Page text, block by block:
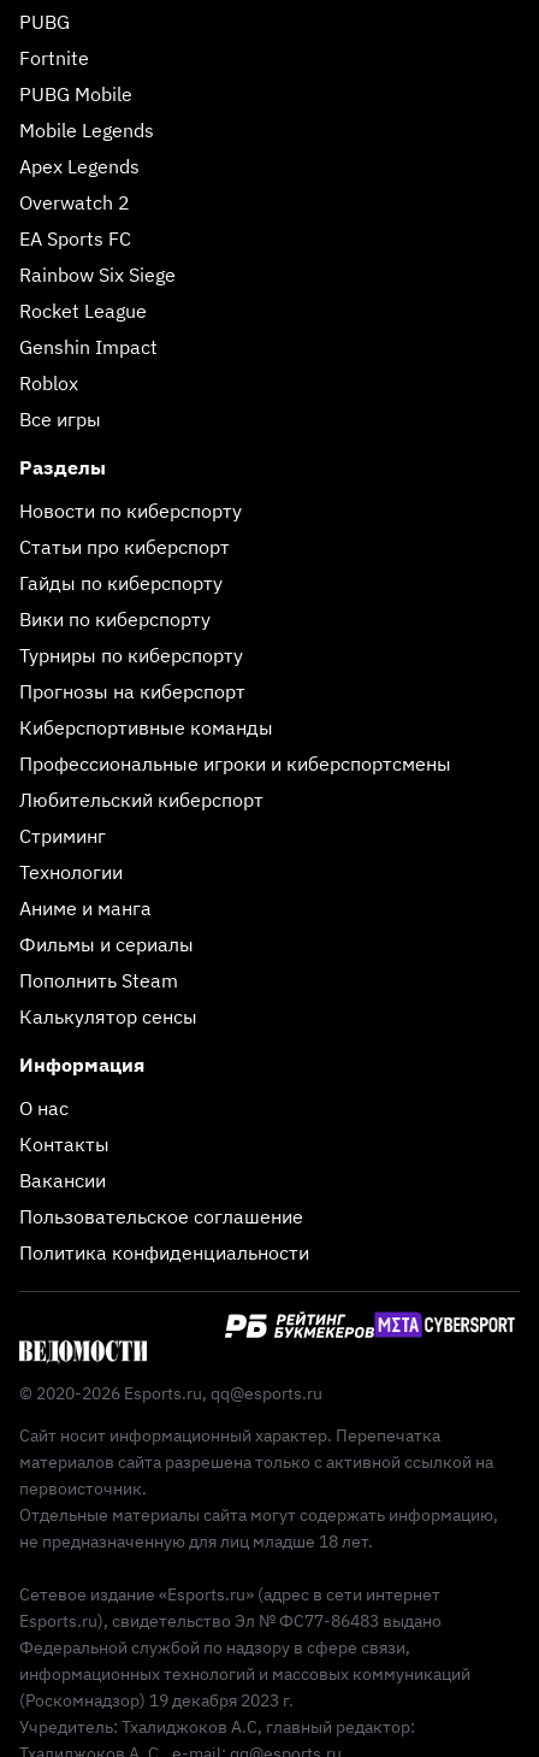
PUBG
Fortnite
PUBG Mobile
Mobile Legends
Apex Legends
Overwatch 2
EA Sports FC
Rainbow Six Siege
Rocket League
Genshin Impact
Roblox
Все игры
Разделы
Новости по киберспорту
Статьи про киберспорт
Гайды по киберспорту
Вики по киберспорту
Турниры по киберспорту
Прогнозы на киберспорт
Киберспортивные команды
Профессиональные игроки и киберспортсмены
Любительский киберспорт
Стриминг
Технологии
Аниме и манга
Фильмы и сериалы
Пополнить Steam
Калькулятор сенсы
Информация
О нас
Контакты
Вакансии
Пользовательское соглашение
Политика конфиденциальности
© 2020-2026 Esports.ru, qq@esports.ru
Сайт носит информационный характер. Перепечатка
материалов сайта разрешена только с активной ссылкой на
первоисточник.
Отдельные материалы сайта могут содержать информацию,
не предназначенную для лиц младше 18 лет.
Сетевое издание «Esports.ru» (адрес в сети интернет
Esports.ru), свидетельство Эл № ФС77-86483 выдано
Федеральной службой по надзору в сфере связи,
информационных технологий и массовых коммуникаций
(Роскомнадзор) 19 декабря 2023 г.
Учредитель: Тхалиджоков А.С, главный редактор: